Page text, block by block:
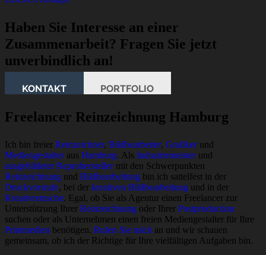
Haben Sie Interesse an einer
Zusammenarbeit? Fragen Sie jetzt
unverbindlich an!
KONTAKT PORTFOLIO
Freelancer Reinzeichnung Hamburg
Ich bin freier Reinzeichner, Bildbearbeiter, Grafikerund
Mediengestalteraus Hamburg. Als Industriemeisterund
ausgebildeter Reproherstellermit den Schwerpunkten
Reinzeichnung und Bildbearbeitung bin ich sattelfest in der
Druckvorstufe, bei der kreativen Bildbearbeitung und in der
Kreativretusche. Egal, ob Sie als Agentur einen Freelancer zur
Unterstützung Ihrer Reinzeichnung oder Ihrer Postproduction
suchen oder als Unternehmen einen freien Mediengestalter für Ihre
Printmedien benötigen. Rufen Sie mich an und wir schauen
gemeinsam, ob ich der Richtige für Ihre vielfältigen Aufgaben bin.